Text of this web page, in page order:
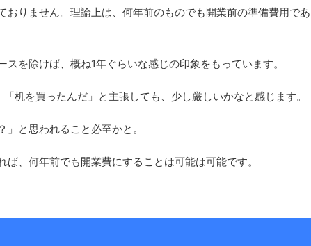
おりません。理論上は、何年前のものでも開業前の準備費用であ
を除けば、概ね1年ぐらいな感じの印象をもっています。
机を買ったんだ」と主張しても、少し厳しいかなと感じます。
」と思われること必至かと。
、何年前でも開業費にすることは可能は可能です。